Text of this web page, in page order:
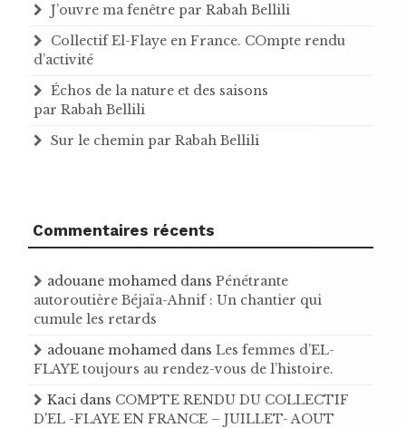
J’ouvre ma fenêtre par Rabah Bellili
Collectif El-Flaye en France. COmpte rendu
d’activité
Échos de la nature et des saisons
par Rabah Bellili
Sur le chemin par Rabah Bellili
Commentaires récents
adouane mohamed dans Pénétrante
autoroutière Béjaïa-Ahnif : Un chantier qui
cumule les retards
adouane mohamed dans Les femmes d’EL-
FLAYE toujours au rendez-vous de l’histoire .
Kaci dans COMPTE RENDU DU COLLECTIF
D'EL -FLAYE EN FRANCE – JUILLET- AOUT